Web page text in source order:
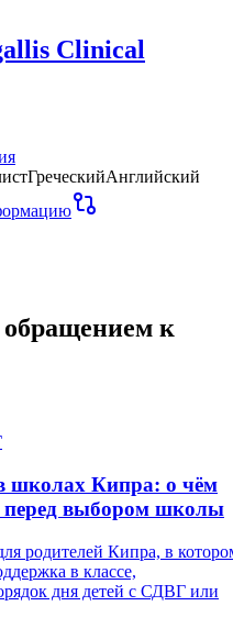
Clinical
ГреческийАнглийский
обращением к
школах Кипра: о чём
перед выбором школы
родителей Кипра, в
в классе,
дня детей с СДВГ или